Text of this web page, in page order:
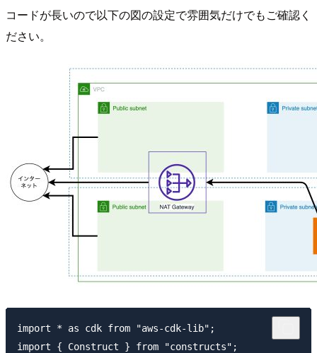
コードが長いので以下の図の設定で雰囲気だけでもご確認く
ださい。
import * as cdk from "aws-cdk-lib";
import { Construct } from "constructs";